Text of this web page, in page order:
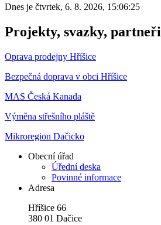
Dnes je čtvrtek, 6. 8. 2026, 15:06:25
Projekty, svazky, partneři
Oprava prodejny Hříšice
Bezpečná doprava v obci Hříšice
MAS Česká Kanada
Výměna střešního pláště
Mikroregion Dačicko
Obecní úřad
Úřední deska
Povinné informace
Adresa
Hříšice 66
380 01 Dačice